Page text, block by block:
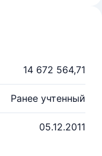
14 672 564,71
Ранее учтенный
05.12.2011